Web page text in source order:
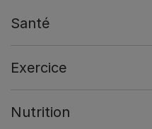
Santé
Exercice
Nutrition